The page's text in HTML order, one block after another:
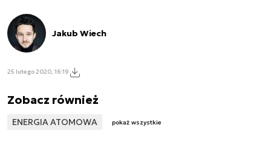
Jakub Wiech
25 lutego 2020, 16:19
Zobacz również
ENERGIA ATOMOWA pokaż wszystkie